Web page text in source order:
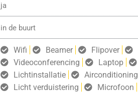
ja
in de buurt
Wifi Beamer Flipover
Videoconferencing
Laptop
Lichtinstallatie
Airconditioning
Licht verduistering
Microfoon